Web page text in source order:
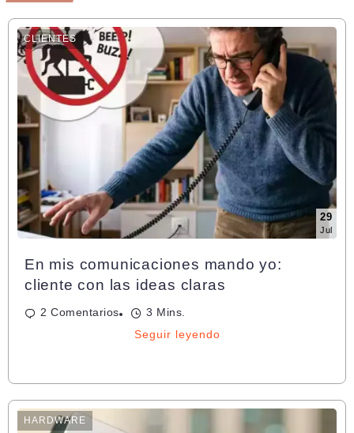
CLIENTES
29
Jul
En mis comunicaciones mando yo:
cliente con las ideas claras
2 Comentarios 3 Mins.
Seguir leyendo
HARDWARE